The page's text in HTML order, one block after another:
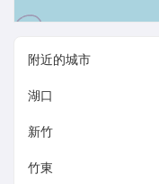
附近的城市
湖口
新竹
竹東